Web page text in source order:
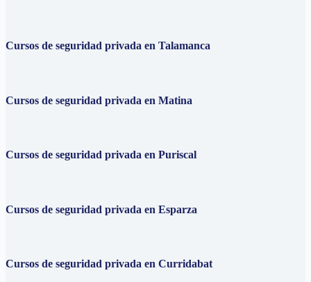
Cursos de seguridad privada en Talamanca
Cursos de seguridad privada en Matina
Cursos de seguridad privada en Puriscal
Cursos de seguridad privada en Esparza
Cursos de seguridad privada en Curridabat